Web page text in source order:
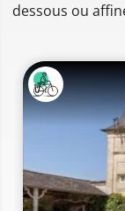
dessous ou